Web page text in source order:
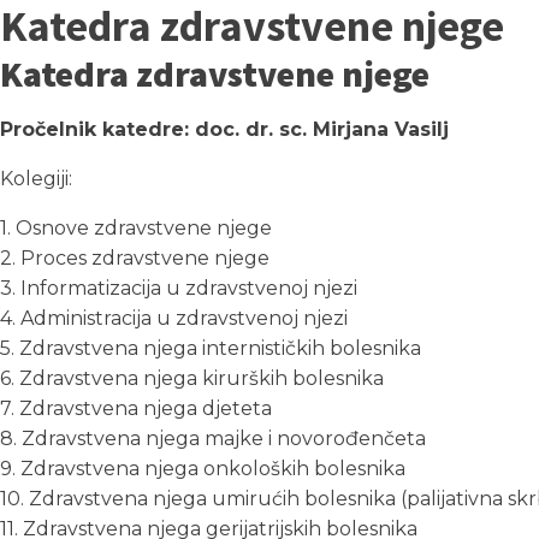
Katedra zdravstvene njege
Katedra zdravstvene njege
Pročelnik katedre: doc. dr. sc. Mirjana Vasilj
Kolegiji:
1. Osnove zdravstvene njege
2. Proces zdravstvene njege
3. Informatizacija u zdravstvenoj njezi
4. Administracija u zdravstvenoj njezi
5. Zdravstvena njega internističkih bolesnika
6. Zdravstvena njega kirurških bolesnika
7. Zdravstvena njega djeteta
8. Zdravstvena njega majke i novorođenčeta
9. Zdravstvena njega onkoloških bolesnika
10. Zdravstvena njega umirućih bolesnika (palijativna
11. Zdravstvena njega gerijatrijskih bolesnika